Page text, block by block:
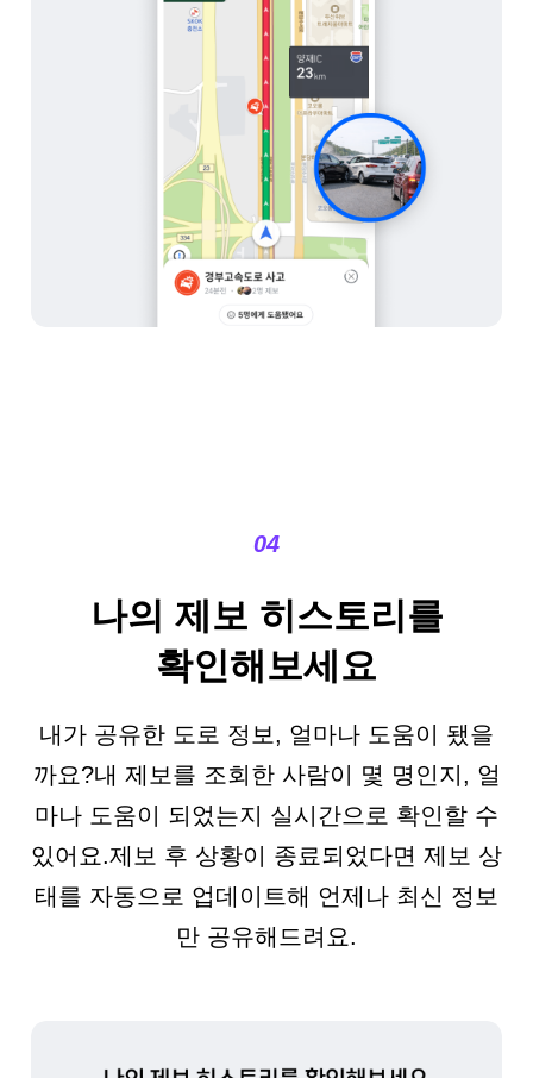
04
나의 제보 히스토리를
확인해보세요
내가 공유한 도로 정보, 얼마나 도움이 됐을
까요?내 제보를 조회한 사람이 몇 명인지, 얼
마나 도움이 되었는지 실시간으로 확인할 수
있어요.제보 후 상황이 종료되었다면 제보 상
태를 자동으로 업데이트해 언제나 최신 정보
만 공유해드려요.